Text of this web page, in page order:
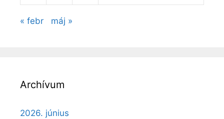
« febr máj »
Archívum
2026. június